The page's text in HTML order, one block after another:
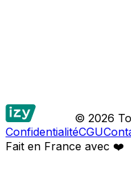
© 2026
ConfidentialitéCGU
Fait en France avec ❤️